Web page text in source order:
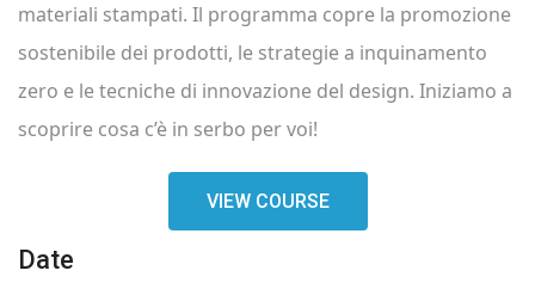
materiali stampati. Il programma copre la promozione
sostenibile dei prodotti, le strategie a inquinamento
zero e le tecniche di innovazione del design. Iniziamo a
scoprire cosa c’è in serbo per voi!
VIEW COURSE
Date